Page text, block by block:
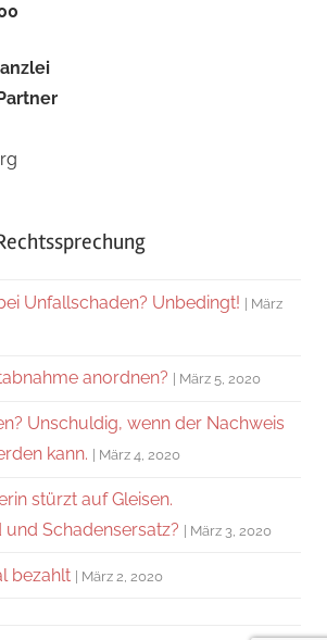
Unfallschaden? Unbedingt!
März
anordnen? März 5, 2020
Unschuldig, wenn der Nachweis
kann.
März 4, 2020
stürzt auf Gleisen.
Schadensersatz?
März 3, 2020
bezahlt März 2, 2020